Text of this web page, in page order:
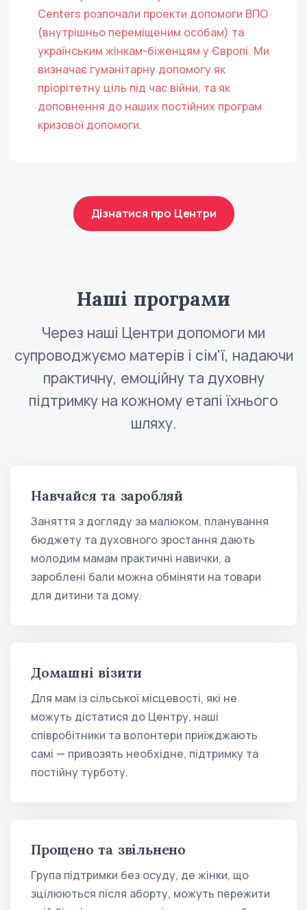
Centers розпочали проекти допомоги ВПО
(внутрішньо переміщеним особам) та
українським жінкам-біженцям у Європі. Ми
визначає гуманітарну допомогу як
пріорітетну ціль під час війни, та як
доповнення до наших постійних програм
кризової допомоги.
Дізнатися про Центри
Наші програми
Через наші Центри допомоги ми
супроводжуємо матерів і сім'ї, надаючи
практичну, емоційну та духовну
підтримку на кожному етапі їхнього
шляху.
Навчайся та заробляй
Заняття з догляду за малюком, планування
бюджету та духовного зростання дають
молодим мамам практичні навички, а
зароблені бали можна обміняти на товари
для дитини та дому.
Домашні візити
Для мам із сільської місцевості, які не
можуть дістатися до Центру, наші
співробітники та волонтери приїжджають
самі — привозять необхідне, підтримку та
постійну турботу.
Прощено та звільнено
Група підтримки без осуду, де жінки, що
зцілюються після аборту, можуть пережити